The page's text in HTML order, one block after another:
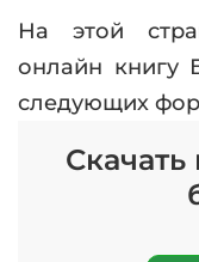
На этой
онлайн книгу
следующих